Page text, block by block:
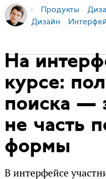
Бирман Продукты
Дизайн
На
курсе:
поиска —
не часть
формы
В интерфейсе